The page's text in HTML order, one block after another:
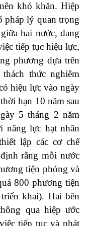
khó khăn. Hiệp
pháp lý quan trọng
hai nước, đang
tiếp tục hiệu lực,
phương dựa trên
thức nghiêm
hiệu lực vào ngày
hạn 10 năm sau
5 tháng 2 năm
năng lực hạt nhân
lập các cơ chế
rằng mỗi nước
tiện phóng và
800 phương tiện
khai). Hai bên
qua hiệp ước
tiếp tục và phát